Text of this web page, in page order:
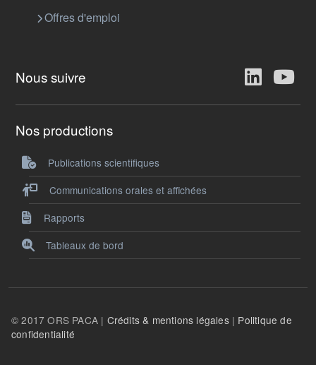
Offres d'emploi
Nous suivre
Nos productions
Publications scientifiques
Communications orales et affichées
Rapports
Tableaux de bord
© 2017 ORS PACA | Crédits & mentions légales| Politique de
confidentialité